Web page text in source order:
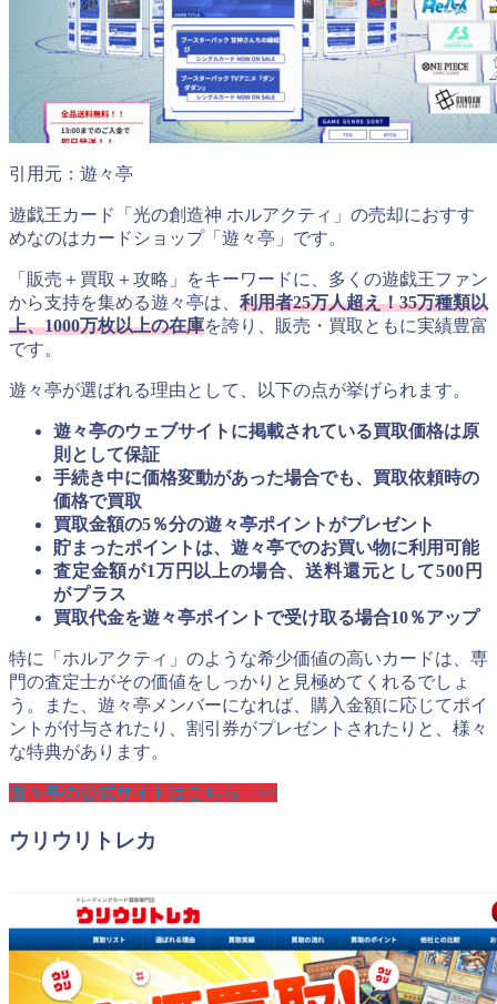
引用元：遊々亭
遊戯王カード「光の創造神 ホルアクティ」の売却におすす
めなのはカードショップ「遊々亭」です。
「販売＋買取＋攻略」をキーワードに、多くの遊戯王ファン
から支持を集める遊々亭は、 利用者25万人超え！35万種類以
上、1000万枚以上の在庫を誇り、販売・買取ともに実績豊富
です。
遊々亭が選ばれる理由として、以下の点が挙げられます。
遊々亭のウェブサイトに掲載されている買取価格は原
則として保証
手続き中に価格変動があった場合でも、買取依頼時の
価格で買取
買取金額の5％分の遊々亭ポイントがプレゼント
貯まったポイントは、遊々亭でのお買い物に利用可能
査定金額が1万円以上の場合、送料還元として500円
がプラス
買取代金を遊々亭ポイントで受け取る場合10％アップ
特に「ホルアクティ」のような希少価値の高いカードは、専
門の査定士がその価値をしっかりと見極めてくれるでしょ
う。また、遊々亭メンバーになれば、購入金額に応じてポイ
ントが付与されたり、割引券がプレゼントされたりと、様々
な特典があります。
遊々亭の公式サイトはこちら >>
ウリウリトレカ